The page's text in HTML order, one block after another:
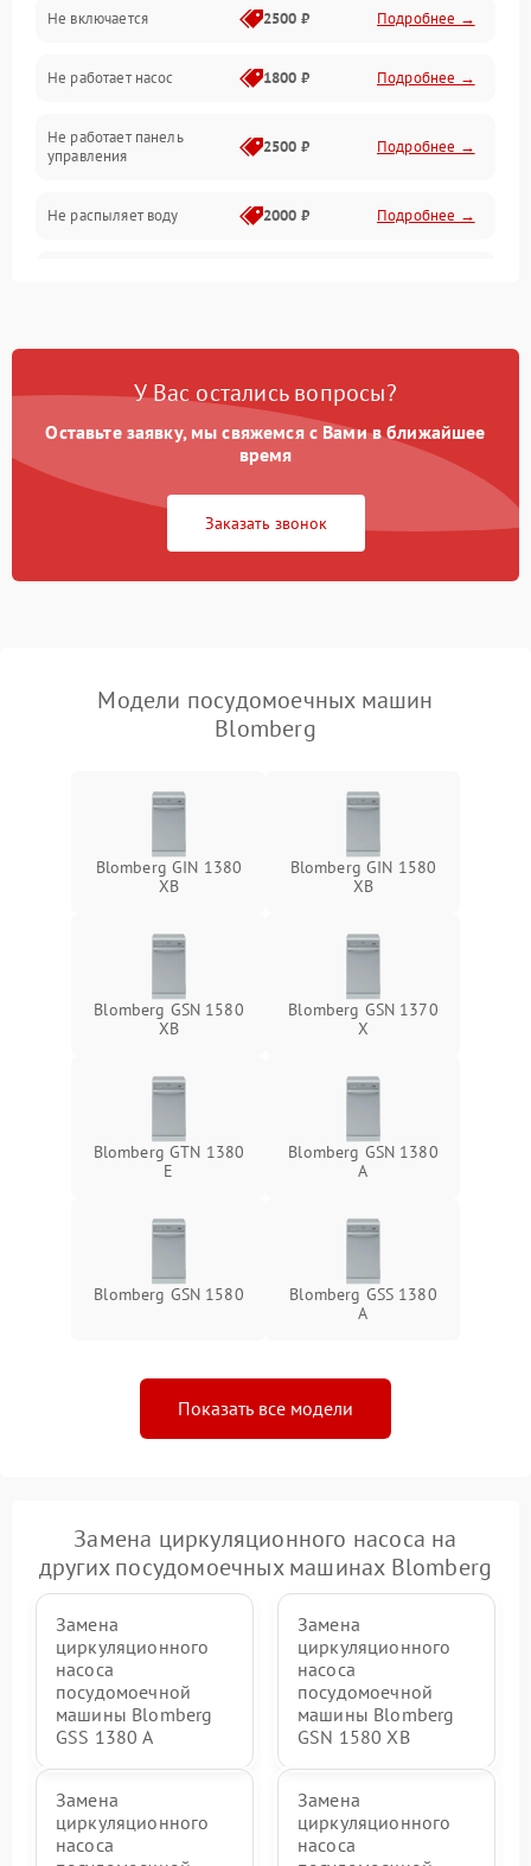
Нагрев
Вода
Гигиена
Программное обеспечение
Не включается 2500 ₽ Подробнее →
Не работает насос 1800 ₽ Подробнее →
Не работает панель
управления
2500 ₽ Подробнее →
Не распыляет воду 2000 ₽ Подробнее →
Проблемы с набором
Не работает сушилка 2100 ₽ Подробнее →
Сбои в работе таймера 1700 ₽
У Вас остались вопросы?
Оставьте заявку, мы свяжемся с Вами в ближайшее
время
Заказать звонок
Модели посудомоечных машин
Blomberg
Blomberg GIN 1380
XB
Blomberg GIN 1580
XB
Blomberg GSN 1580
XB
Blomberg GSN 1370
X
Blomberg GTN 1380
E
Blomberg GSN 1380
A
Blomberg GSN 1580
Blomberg GSS 1380
А
Показать все модели
Замена циркуляционного насоса на
других посудомоечных машинах Blomberg
Замена
циркуляционного
насоса
посудомоечной
машины Blomberg
GSS 1380 А
Замена
циркуляционного
насоса
посудомоечной
машины Blomberg
GSN 1580 XB
Замена
циркуляционного
насоса
Замена
циркуляционного
насоса